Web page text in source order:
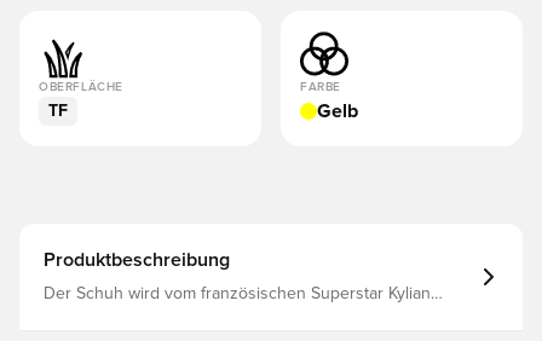
OBERFLÄCHE
TF
FARBE
Gelb
Produktbeschreibung
Der Schuh wird vom französischen Superstar Kylian